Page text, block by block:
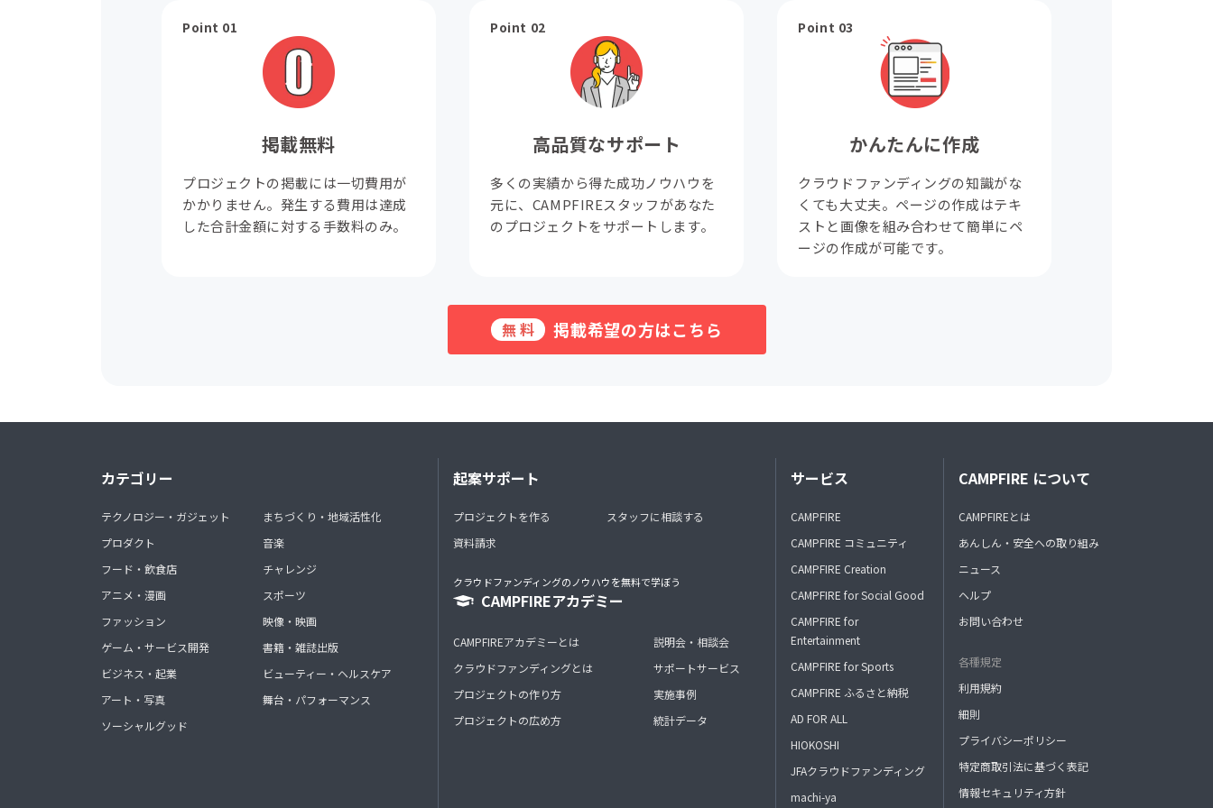
Point 01
掲載無料
プロジェクトの掲載には一切費用が
かかりません。発生する費用は達成
した合計金額に対する手数料のみ。
Point 02
高品質なサポート
多くの実績から得た成功ノウハウを
元に、CAMPFIREスタッフがあなた
のプロジェクトをサポートします。
Point 03
かんたんに作成
クラウドファンディングの知識がな
くても大丈夫。ページの作成はテキ
ストと画像を組み合わせて簡単にペ
ージの作成が可能です。
無料 掲載希望の方はこちら
カテゴリー
テクノロジー・ガジェット
プロダクト
フード・飲食店
アニメ・漫画
ファッション
ゲーム・サービス開発
ビジネス・起業
アート・写真
ソーシャルグッド
まちづくり・地域活性化
音楽
チャレンジ
スポーツ
映像・映画
書籍・雑誌出版
ビューティー・ヘルスケア
舞台・パフォーマンス
起案サポート
プロジェクトを作る
資料請求
スタッフに相談する
クラウドファンディングのノウハウを無料で学ぼう
CAMPFIREアカデミー
CAMPFIREアカデミーとは
クラウドファンディングとは
プロジェクトの作り方
プロジェクトの広め方
説明会・相談会
サポートサービス
実施事例
統計データ
サービス
CAMPFIRE
CAMPFIRE コミュニティ
CAMPFIRE Creation
CAMPFIRE for Social Good
CAMPFIRE for
Entertainment
CAMPFIRE for Sports
CAMPFIRE ふるさと納税
AD FOR ALL
HIOKOSHI
JFAクラウドファンディング
machi-ya
CAMPFIRE について
CAMPFIREとは
あんしん・安全への取り組み
ニュース
ヘルプ
お問い合わせ
各種規定
利用規約
細則
プライバシーポリシー
特定商取引法に基づく表記
情報セキュリティ方針